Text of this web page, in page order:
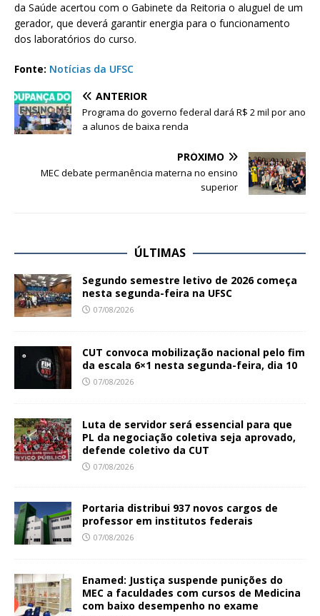
da Saúde acertou com o Gabinete da Reitoria o aluguel de um
gerador, que deverá garantir energia para o funcionamento
dos laboratórios do curso.
Fonte: Notícias da UFSC
ANTERIOR
Programa do governo federal dará R$ 2 mil por ano
a alunos de baixa renda
PRÓXIMO
MEC debate permanência materna no ensino
superior
ÚLTIMAS
Segundo semestre letivo de 2026 começa
nesta segunda-feira na UFSC
07/08/2026
CUT convoca mobilização nacional pelo fim
da escala 6×1 nesta segunda-feira, dia 10
07/08/2026
Luta de servidor será essencial para que
PL da negociação coletiva seja aprovado,
defende coletivo da CUT
07/08/2026
Portaria distribui 937 novos cargos de
professor em institutos federais
07/08/2026
Enamed: Justiça suspende punições do
MEC a faculdades com cursos de Medicina
com baixo desempenho no exame